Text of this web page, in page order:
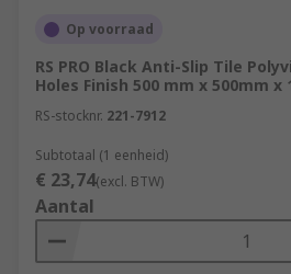
Op voorraad
RS PRO Black Anti-Slip Tile
Holes Finish 500 mm x 500mm x
RS-stocknr. 221-7912
Subtotaal (1 eenheid)
€ 23,74(excl. BTW)
Aantal